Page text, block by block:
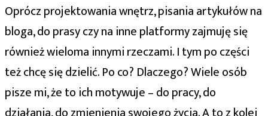
Oprócz projektowania wnętrz, pisania artykułów na
bloga, do prasy czy na inne platformy zajmuję się
również wieloma innymi rzeczami. I tym po części
też chcę się dzielić. Po co? Dlaczego? Wiele osób
pisze mi, że to ich motywuje – do pracy, do